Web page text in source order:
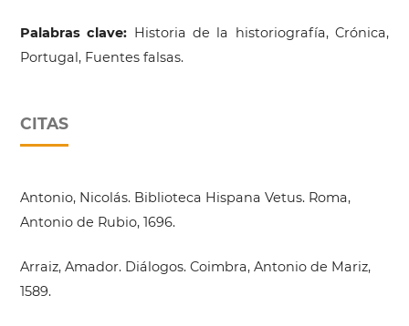
Palabras clave: Historia de la historiografía, Crónica,
Portugal, Fuentes falsas.
CITAS
Antonio, Nicolás. Biblioteca Hispana Vetus. Roma,
Antonio de Rubio, 1696.
Arraiz, Amador. Diálogos. Coimbra, Antonio de Mariz,
1589.